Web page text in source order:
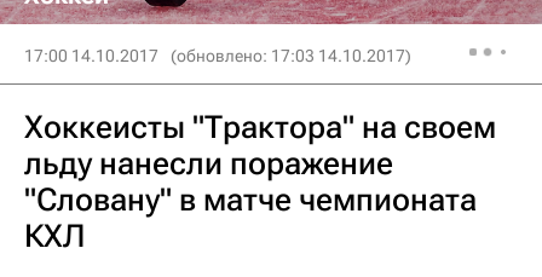
17:00 14.10.2017 (обновлено: 17:03 14.10.2017)
Хоккеисты "Трактора" на своем
льду нанесли поражение
"Словану" в матче чемпионата
КХЛ